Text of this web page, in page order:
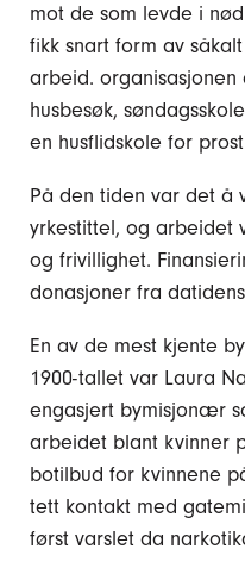
mot de som levde i
fikk snart form av
arbeid.
husbesøk,
en husflidskole for
På den tiden var det
yrkestittel, og arbeidet
og frivillighet.
donasjoner fra
En av de mest kjente
1900-tallet var Laura
engasjert bymisjonær
arbeidet blant kvinner
botilbud for kvinnene
tett kontakt med
først varslet da